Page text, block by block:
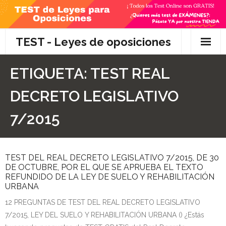
Skip
content
TEST - Leyes de oposiciones
Preguntas
- Qué es la competencia administrativa
- ¿Es PRECEPTIVO el Recurso de Alzada? ¿Y
- Diferencia entre Personalidad Jurídica PLENA y
ETIQUETA: TEST REAL
DECRETO LEGISLATIVO
7/2015
TEST DEL REAL DECRETO LEGISLATIVO 7/2015, DE 30
DE OCTUBRE, POR EL QUE SE APRUEBA EL TEXTO
REFUNDIDO DE LA LEY DE SUELO Y REHABILITACIÓN
URBANA
12 PREGUNTAS DE TEST DEL REAL DECRETO LEGISLATIVO
7/2015, LEY DEL SUELO Y REHABILITACIÓN URBANA () ¿Estás